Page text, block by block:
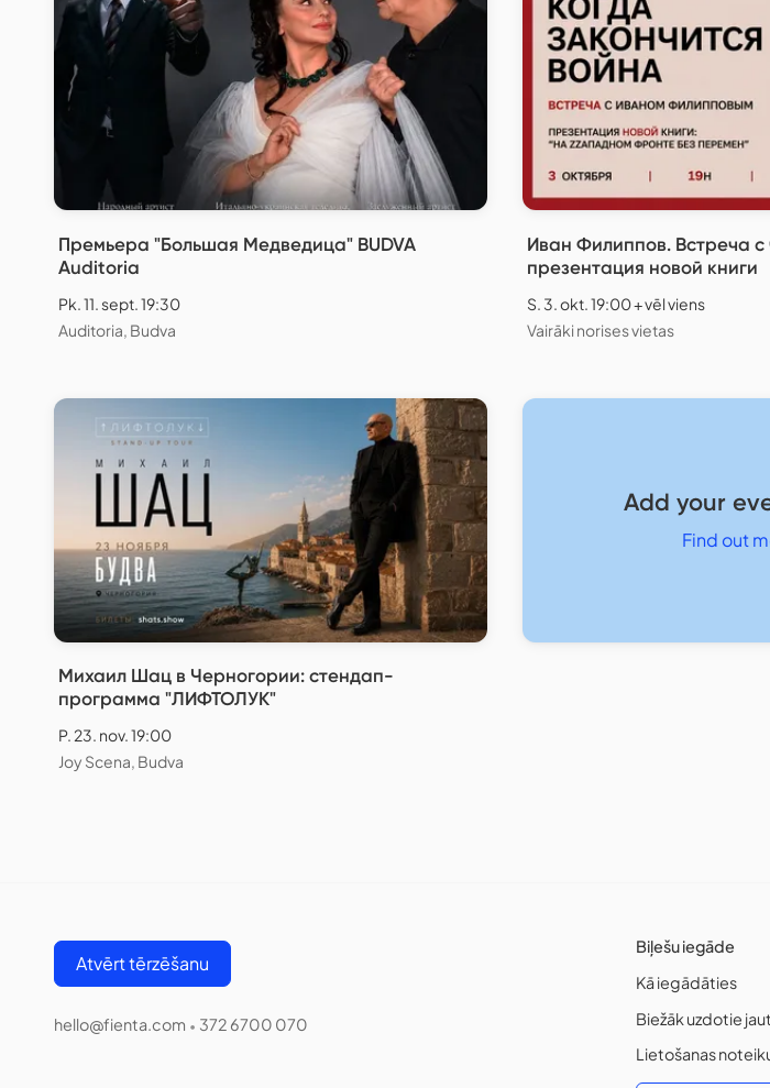
Премьера "Большая Медведица" BUDVA
Auditoria
Pk. 11. sept. 19:30
Auditoria, Budva
Иван Филиппов. Встреча с
презентация новой книги
S. 3. okt. 19:00 + vēl viens
Vairāki norises vietas
Михаил Шац в Черногории: стендап-
программа "ЛИФТОЛУК"
P. 23. nov. 19:00
Joy Scena, Budva
Add your
Find out
Atvērt tērzēšanu
hello@fienta.com • 372 6700 070
Biļešu iegāde
Kā iegādāties
Biežāk uzdotie
Lietošanas